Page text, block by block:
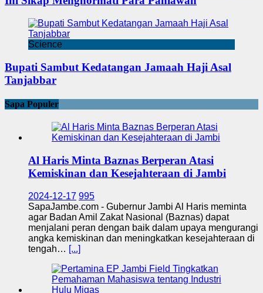
Science
Bupati Sambut Kedatangan Jamaah Haji Asal
Tanjabbar
Sapa Populer
Al Haris Minta Baznas Berperan Atasi
Kemiskinan dan Kesejahteraan di Jambi
2024-12-17 995
SapaJambe.com - Gubernur Jambi Al Haris meminta
agar Badan Amil Zakat Nasional (Baznas) dapat
menjalani peran dengan baik dalam upaya mengurangi
angka kemiskinan dan meningkatkan kesejahteraan di
tengah… [...]